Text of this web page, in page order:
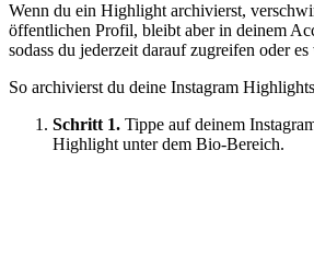
Wenn du ein Highlight archivierst,
öffentlichen Profil, bleibt aber in deinem
sodass du jederzeit darauf zugreifen oder
So archivierst du deine Instagram
Schritt 1. Tippe auf deinem
Highlight unter dem Bio-Bereich.